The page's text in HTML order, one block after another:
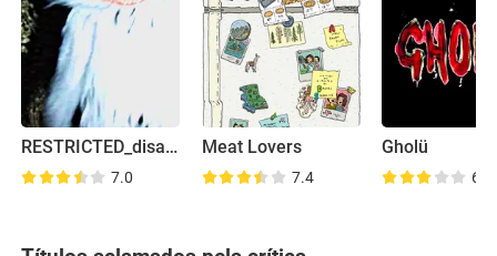
RESTRICTED_disappearance_06-18-1992.mp4
7.0
Meat Lovers
7.4
Gholü
6.7